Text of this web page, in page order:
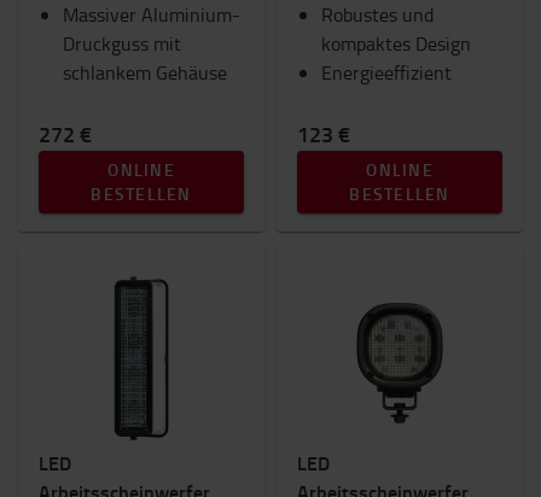
Sitze
Toyota Fanshop
Transportwagen & Betriebsroller
Kategorie
Arbeitsscheinwerfer
Massiver Aluminium-
Druckguss mit
schlankem Gehäuse
272 €
ONLINE
BESTELLEN
Robustes und
kompaktes Design
Energieeffizient
123 €
ONLINE
BESTELLEN
LED
LED